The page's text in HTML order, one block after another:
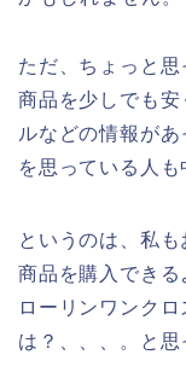
ただ、ちょっと
商品を少しでも
ルなどの情報が
を思っている人も
というのは、私
商品を購入でき
ローリンワンク
は？、、、。と思